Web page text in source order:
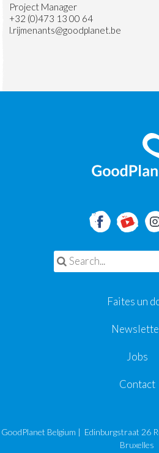
Project Manager
+32 (0)473 13 00 64
l.rijmenants@goodplanet.be
Search for:
Faites un
Jobs
Contact
GoodPlanet Belgium | Edinburgstraat 26
Bruxelles